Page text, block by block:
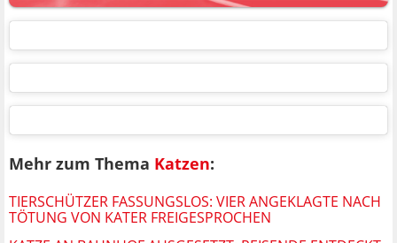
Mehr zum Thema Katzen:
TIERSCHÜTZER FASSUNGSLOS: VIER ANGEKLAGTE NACH
TÖTUNG VON KATER FREIGESPROCHEN